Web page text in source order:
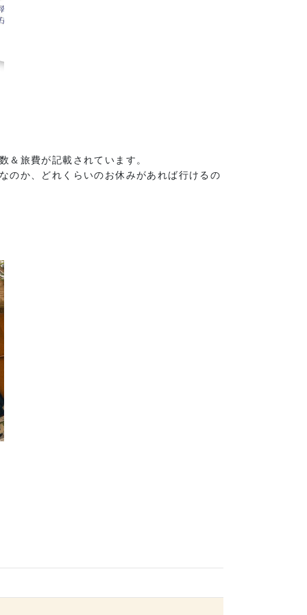
＆旅費が記載されています。
のか、どれくらいのお休みがあれば行けるの